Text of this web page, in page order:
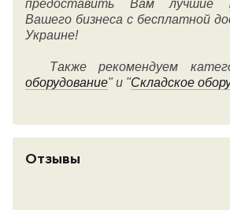
предоставить Вам лучшие
Вашего бизнеса с бесплатной
Украине!
Также рекомендуем
оборудование" и "Складское
Отзывы